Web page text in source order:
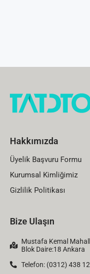
Hakkımızda
Üyelik Başvuru Formu
Kurumsal Kimliğimiz
Gizlilik Politikası
Bize Ulaşın
Mustafa Kemal
Blok Daire:18 Ankara
Telefon: (0312) 438